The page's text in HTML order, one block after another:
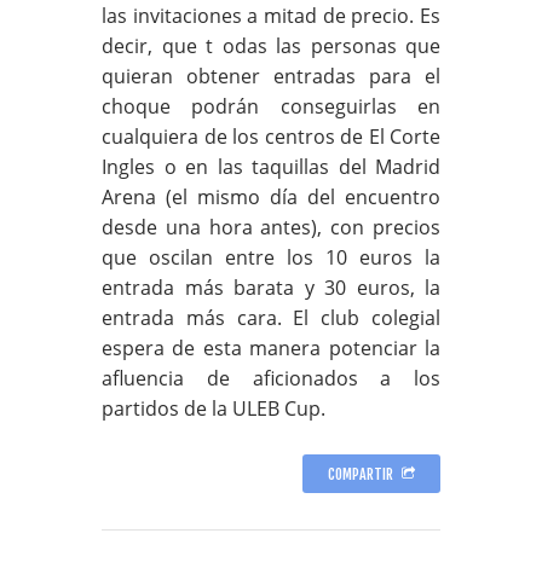
las invitaciones a mitad de precio. Es
decir, que t odas las personas que
quieran obtener entradas para el
choque podrán conseguirlas en
cualquiera de los centros de El Corte
Ingles o en las taquillas del Madrid
Arena (el mismo día del encuentro
desde una hora antes), con precios
que oscilan entre los 10 euros la
entrada más barata y 30 euros, la
entrada más cara. El club colegial
espera de esta manera potenciar la
afluencia de aficionados a los
partidos de la ULEB Cup.
COMPARTIR